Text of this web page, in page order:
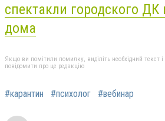
спектакли городского ДК
дома
Якщо ви помітили помилку, виділіть необхідний текст
повідомити про це редакцію
#карантин #психолог #вебинар